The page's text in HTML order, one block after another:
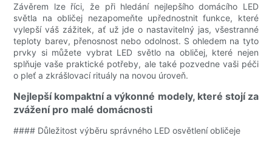
Závěrem lze říci, že při hledání nejlepšího domácího LED
světla na obličej nezapomeňte upřednostnit funkce, které
vylepší váš zážitek, ať už jde o nastavitelný jas, všestranné
teploty barev, přenosnost nebo odolnost. S ohledem na tyto
prvky si můžete vybrat LED světlo na obličej, které nejen
splňuje vaše praktické potřeby, ale také pozvedne vaši péči
o pleť a zkrášlovací rituály na novou úroveň.
Nejlepší kompaktní a výkonné modely, které stojí za
zvážení pro malé domácnosti
#### Důležitost výběru správného LED osvětlení obličeje